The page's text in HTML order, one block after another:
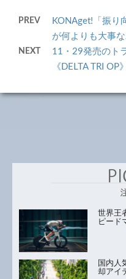
PREV
KONAget!「振
が何よりも大事
NEXT
11・29発売のト
《DELTA TRI
世界王
ピード
国内人
却アイ